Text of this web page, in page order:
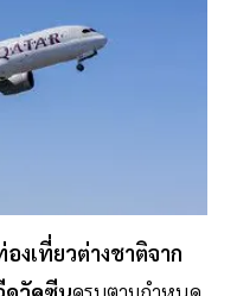
งเที่ยวต่างชาติจาก